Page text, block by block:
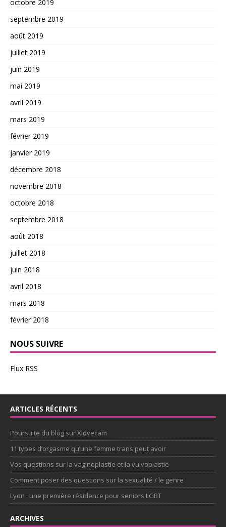
octobre 2019
septembre 2019
août 2019
juillet 2019
juin 2019
mai 2019
avril 2019
mars 2019
février 2019
janvier 2019
décembre 2018
novembre 2018
octobre 2018
septembre 2018
août 2018
juillet 2018
juin 2018
avril 2018
mars 2018
février 2018
NOUS SUIVRE
Flux RSS
ARTICLES RÉCENTS
Poursuite du blog sur Xlovecam
11 types d’orgasme qu’une femme trans peut avoir
Vos questions sur la vaginoplastie et la vulvoplastie
Comment poser des questions sur la sexualité / le genre
Lyon : une première résidence pour seniors LGBT
ARCHIVES